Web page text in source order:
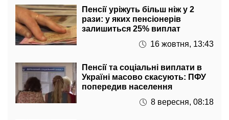
залишиться 25% виплат
16 жовтня, 13:43
Пенсії та соціальні виплати в
попередив населення
8 вересня, 08:18
Нові тарифи на комунальні